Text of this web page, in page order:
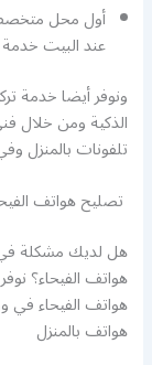
أول محل
عند البيت
ونوفر أيضا خدمة
الذكية ومن خلال
تلفونات بالمنزل
تصليح هواتف
هل لديك مشكلة
هواتف الفيحاء؟
هواتف الفيحاء في
هواتف بالمنزل